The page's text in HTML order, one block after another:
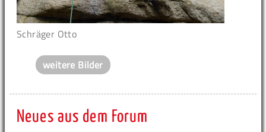
Schräger Otto
weitere Bilder
Neues aus dem Forum